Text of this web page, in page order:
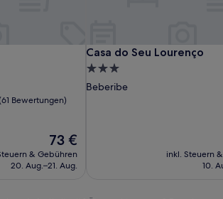
Bewertungen)
Der
Preis
beträgt
73 €
& Gebühren
20. Aug.–21. Aug.
Casa do Seu Lourenço
Casa do Seu Lourenço
3.0-
Sterne-
Beberibe
inkl. Steuern
10.